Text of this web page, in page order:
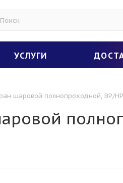
УСЛУГИ
шаровой полнопроходной, ВР/